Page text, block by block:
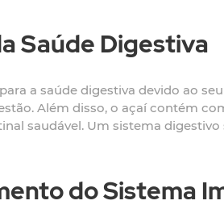
Saúde Digestiva
a saúde digestiva devido ao
Além disso, o açaí contém
saudável. Um sistema
do Sistema